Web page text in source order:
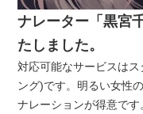
ナレーター「黒宮
たしました。
対応可能なサービスは
ング)です。明るい女性
ナレーションが得意で